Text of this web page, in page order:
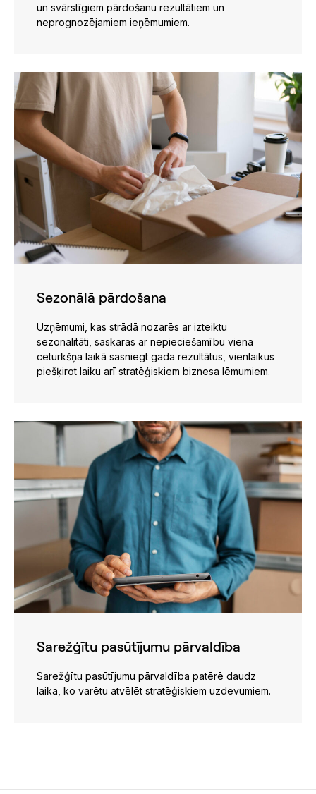
un svārstīgiem pārdošanu rezultātiem un
neprognozējamiem ieņēmumiem.
Sezonālā pārdošana
Uzņēmumi, kas strādā nozarēs ar izteiktu
sezonalitāti, saskaras ar nepieciešamību viena
ceturkšņa laikā sasniegt gada rezultātus, vienlaikus
piešķirot laiku arī stratēģiskiem biznesa lēmumiem.
Sarežģītu pasūtījumu pārvaldība
Sarežģītu pasūtījumu pārvaldība patērē daudz
laika, ko varētu atvēlēt stratēģiskiem uzdevumiem.